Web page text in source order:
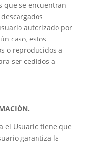
que se encuentran
autorizado por
caso, estos
o reproducidos a
ser cedidos a
el Usuario tiene que
garantiza la